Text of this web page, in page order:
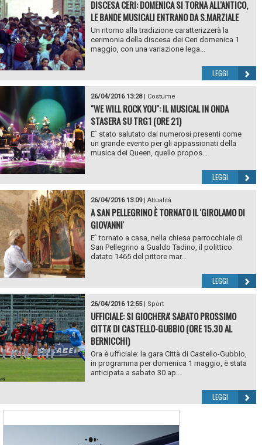
DISCESA CERI: DOMENICA SI TORNA ALL'ANTICO,
LE BANDE MUSICALI ENTRANO DA S.MARZIALE
Un ritorno alla tradizione caratterizzerà la
cerimonia della discesa dei Ceri domenica 1
maggio, con una variazione lega...
LEGGI
26/04/2016 13:28| Costume
"WE WILL ROCK YOU": IL MUSICAL IN ONDA
STASERA SU TRG1 (ORE 21)
E` stato salutato dai numerosi presenti come
un grande evento per gli appassionati della
musica dei Queen, quello propos...
LEGGI
26/04/2016 13:09| Attualità
A SAN PELLEGRINO È TORNATO IL 'GIROLAMO DI
GIOVANNI'
E` tornato a casa, nella chiesa parrocchiale di
San Pellegrino a Gualdo Tadino, il polittico
datato 1465 del pittore mar...
LEGGI
26/04/2016 12:55| Sport
UFFICIALE: SI GIOCHERA' SABATO PROSSIMO
CITTA' DI CASTELLO-GUBBIO (ORE 15.30 AL
BERNICCHI)
Ora è ufficiale: la gara Città di Castello-Gubbio,
in programma per domenica 1 maggio, è stata
anticipata a sabato 30 ap...
LEGGI